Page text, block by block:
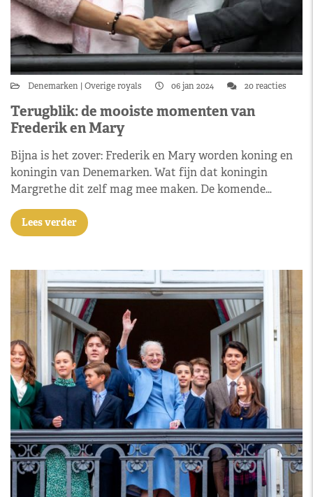
Denemarken Overige royals 06 jan 2024 20 reacties
Terugblik: de mooiste momenten van
Frederik en Mary
Bijna is het zover: Frederik en Mary worden koning en
koningin van Denemarken. Wat fijn dat koningin
Margrethe dit zelf mag mee maken. De komende…
Lees verder